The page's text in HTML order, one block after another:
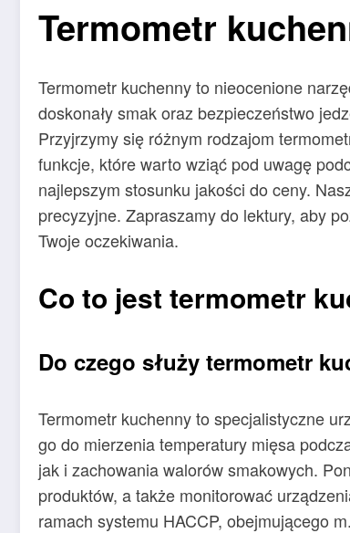
Termometr
Termometr kuchenny to nieocenione
doskonały smak oraz bezpieczeństwo
Przyjrzymy się różnym rodzajom
funkcje, które warto wziąć pod uwagę
najlepszym stosunku jakości do ceny.
precyzyjne. Zapraszamy do lektury, aby
Twoje oczekiwania.
Co to jest termometr
Do czego służy termometr
Termometr kuchenny to specjalistyczne
go do mierzenia temperatury mięsa
jak i zachowania walorów smakowych.
produktów, a także monitorować
ramach systemu HACCP, obejmującego